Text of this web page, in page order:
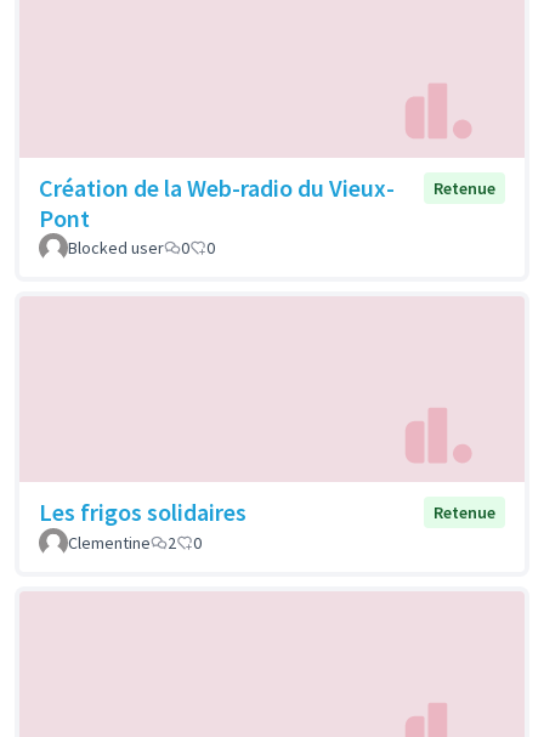
Création de la Web-radio du Vieux-
Pont
Retenue
Blocked user 0 0
Les frigos solidaires
Retenue
Clementine
2 0